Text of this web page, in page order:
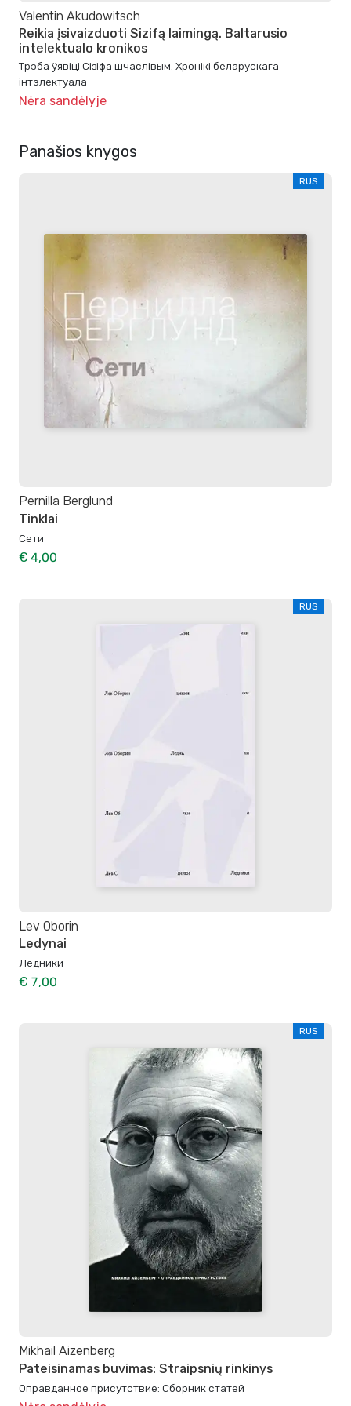
Valentin Akudowitsch
Reikia įsivaizduoti Sizifą laimingą. Baltarusio
intelektualo kronikos
Трэба ўявіці Сізіфа шчаслівым. Хронікі беларускага
інтэлектуала
Nėra sandėlyje
Panašios knygos
RUS
Pernilla Berglund
Tinklai
Сети
€ 4,00
RUS
Lev Oborin
Ledynai
Ледники
€ 7,00
RUS
Mikhail Aizenberg
Pateisinamas buvimas: Straipsnių rinkinys
Оправданное присутствие: Сборник статей